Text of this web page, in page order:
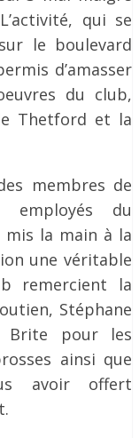
qui se
le boulevard
d’amasser
du club,
Thetford et la
membres de
du
mis la main à la
une véritable
remercient la
Stéphane
Brite pour les
ainsi que
avoir offert